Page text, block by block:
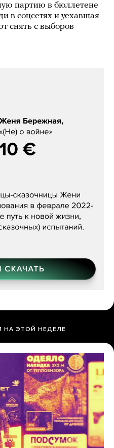
партию в бюллетене
в соцсетях и уехавшая
снять с выборов
«(Не) о войне»
НА ЭТОЙ НЕДЕЛЕ